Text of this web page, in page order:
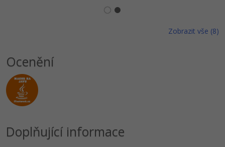
Zobrazit vše (8)
Ocenění
Doplňující informace